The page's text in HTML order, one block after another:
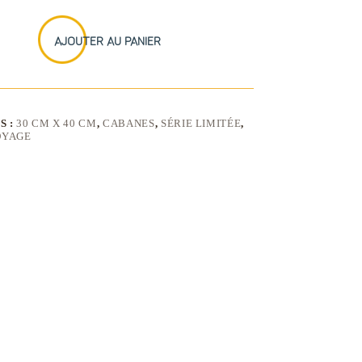
AJOUTER AU PANIER
:30 CM X 40 CM,CABANES, SÉRIE LIMITÉE,